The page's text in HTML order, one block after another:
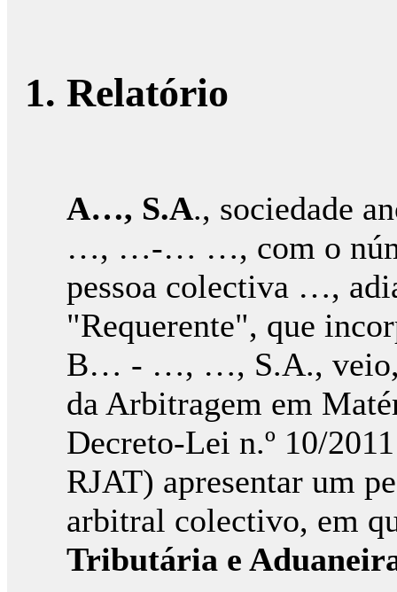
1. Relatório
A…, S.A., sociedade
…, …-… …, com o
pessoa colectiva …,
"Requerente", que
B… - …, …, S.A., veio,
da Arbitragem em
Decreto-Lei n.º 10/
RJAT) apresentar um
arbitral colectivo, em
Tributária e